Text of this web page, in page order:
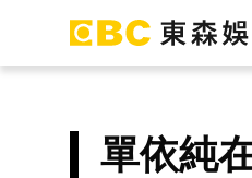
單依純